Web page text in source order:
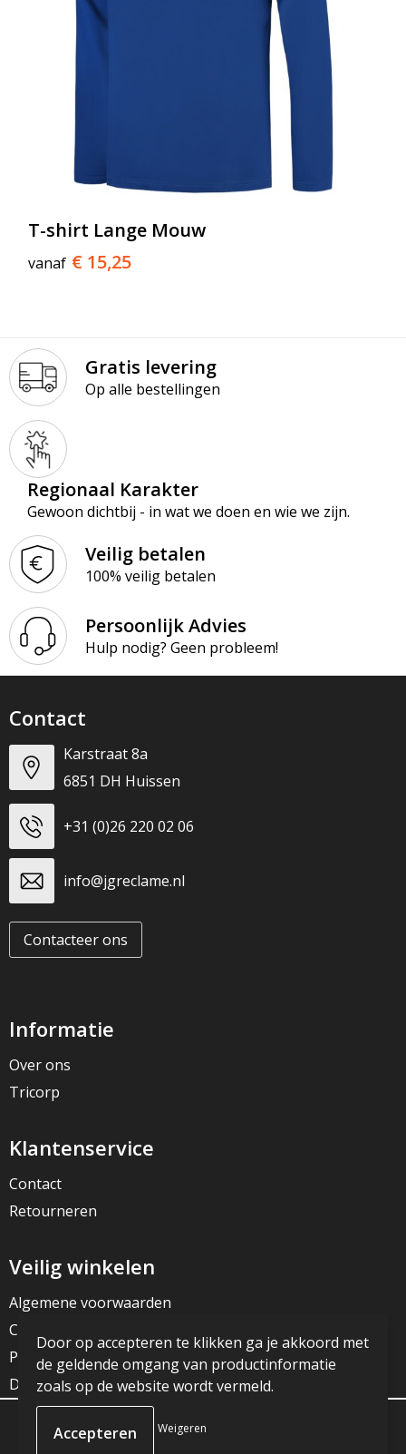
T-shirt Lange Mouw
vanaf € 15,25
Gratis levering
Op alle bestellingen
Regionaal Karakter
Gewoon dichtbij - in wat we doen en wie we zijn.
Veilig betalen
100% veilig betalen
Persoonlijk Advies
Hulp nodig? Geen probleem!
Contact
Karstraat 8a
6851 DH Huissen
+31 (0)26 220 02 06
info@jgreclame.nl
Contacteer ons
Informatie
Over ons
Tricorp
Klantenservice
Contact
Retourneren
Veilig winkelen
Algemene voorwaarden
Cookieverklaring
Privacyverklaring
Disclaimer
© Copyright JG Reclame 2023
Door op accepteren te klikken ga je akkoord met
de geldende omgang van productinformatie
zoals op de website wordt vermeld.
Weigeren